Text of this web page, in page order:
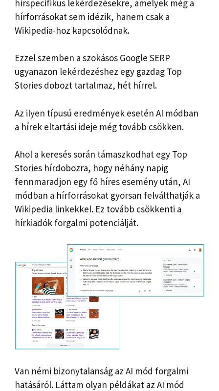
hírspecifikus lekérdezésekre, amelyek még a
hírforrásokat sem idézik, hanem csak a
Wikipedia-hoz kapcsolódnak.
Ezzel szemben a szokásos Google SERP
ugyanazon lekérdezéshez egy gazdag Top
Stories dobozt tartalmaz, hét hírrel.
Az ilyen típusú eredmények esetén AI módban
a hírek eltartási ideje még tovább csökken.
Ahol a keresés során támaszkodhat egy Top
Stories hírdobozra, hogy néhány napig
fennmaradjon egy fő híres esemény után, AI
módban a hírforrásokat gyorsan felválthatják a
Wikipedia linkekkel. Ez tovább csökkenti a
hírkiadók forgalmi potenciálját.
Van némi bizonytalanság az AI mód forgalmi
hatásáról. Láttam olyan példákat az AI mód